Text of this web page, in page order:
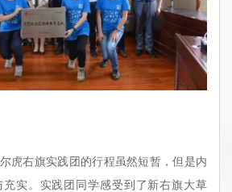
虎右旗实践团的行程虽然短暂，但是内
实。实践团同学感受到了新右旗大草